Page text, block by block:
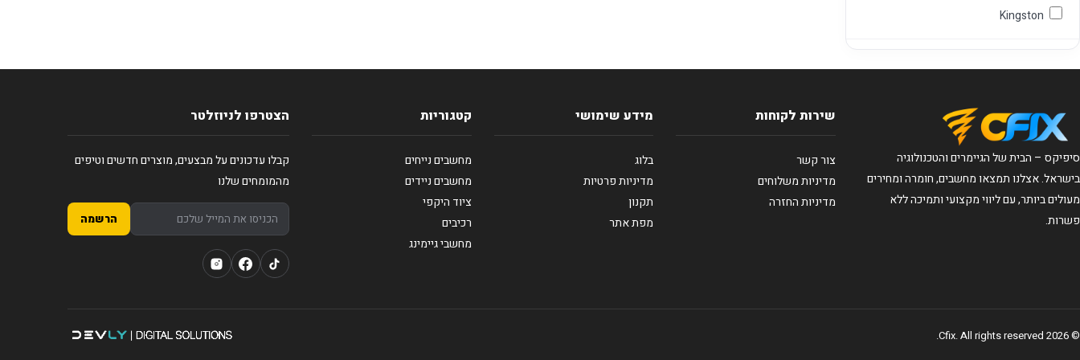
סיפיקס – הבית של הגיימרים והטכנולוגיה
בישראל. אצלנו תמצאו מחשבים, חומרה ומחירים
מעולים ביותר, עם ליווי מקצועי ותמיכה ללא
פשרות.
שירות לקוחות
צור קשר
מדיניות משלוחים
מדיניות החזרה
מידע שימושי
בלוג
מדיניות פרטיות
תקנון
מפת אתר
קטגוריות
מחשבים נייחים
מחשבים ניידים
ציוד היקפי
רכיבים
מחשבי גיימינג
הצטרפו לניוזלטר
קבלו עדכונים על מבצעים, מוצרים חדשים וטיפים
מהמומחים שלנו
הרשמה
© 2026 Cfix. All rights reserved.